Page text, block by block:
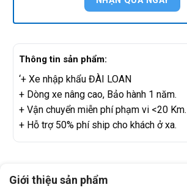
Thông tin sản phẩm:
‘+ Xe nhập khẩu ĐÀI LOAN
+ Dòng xe nâng cao, Bảo hành 1 năm.
+ Vận chuyển miễn phí phạm vi <20 Km.
+ Hỗ trợ 50% phí ship cho khách ở xa.
Giới thiệu sản phẩm